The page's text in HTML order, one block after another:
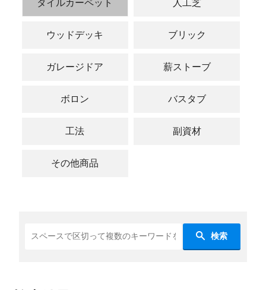
タイルカーペット 人工芝
ウッドデッキ ブリック
ガレージドア 薪ストーブ
ボロン バスタブ
工法 副資材
その他商品
検索